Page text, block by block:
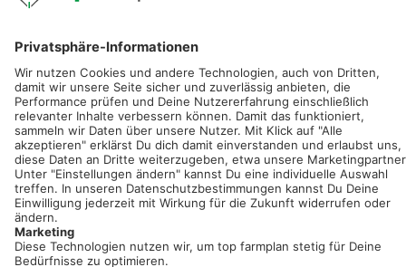
Registriere dich kostenlos!
Optimiere Dein Agrarbüro -